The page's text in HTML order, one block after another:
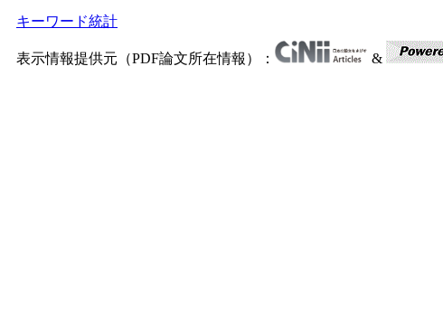
キーワード統計
表示情報提供元（PDF論文所在情報）： &